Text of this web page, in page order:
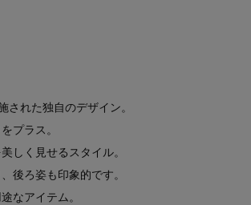
された独自のデザイン。
プラス。
しく見せるスタイル。
後ろ姿も印象的です。
なアイテム。